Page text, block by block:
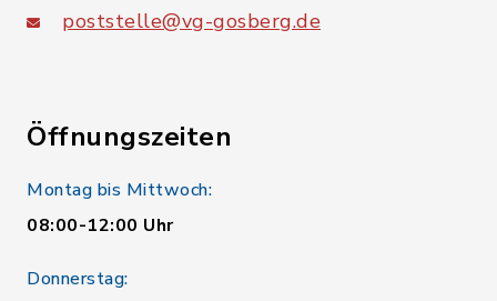
poststelle@vg-gosberg.de
Öffnungszeiten
Montag bis Mittwoch:
08:00-12:00 Uhr
Donnerstag: